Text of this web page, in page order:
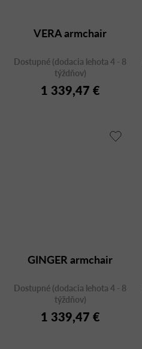
VERA armchair
Dostupné (dodacia lehota 4 - 8
týždňov)
1 339,47 €
GINGER armchair
Dostupné (dodacia lehota 4 - 8
týždňov)
1 339,47 €